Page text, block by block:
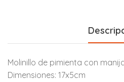
Molinillo de pimienta con
Dimensiones: 17x5cm